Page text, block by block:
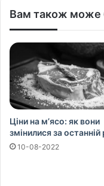
Вам також може
Ціни на м’ясо: як вони
змінилися за останній
10-08-2022